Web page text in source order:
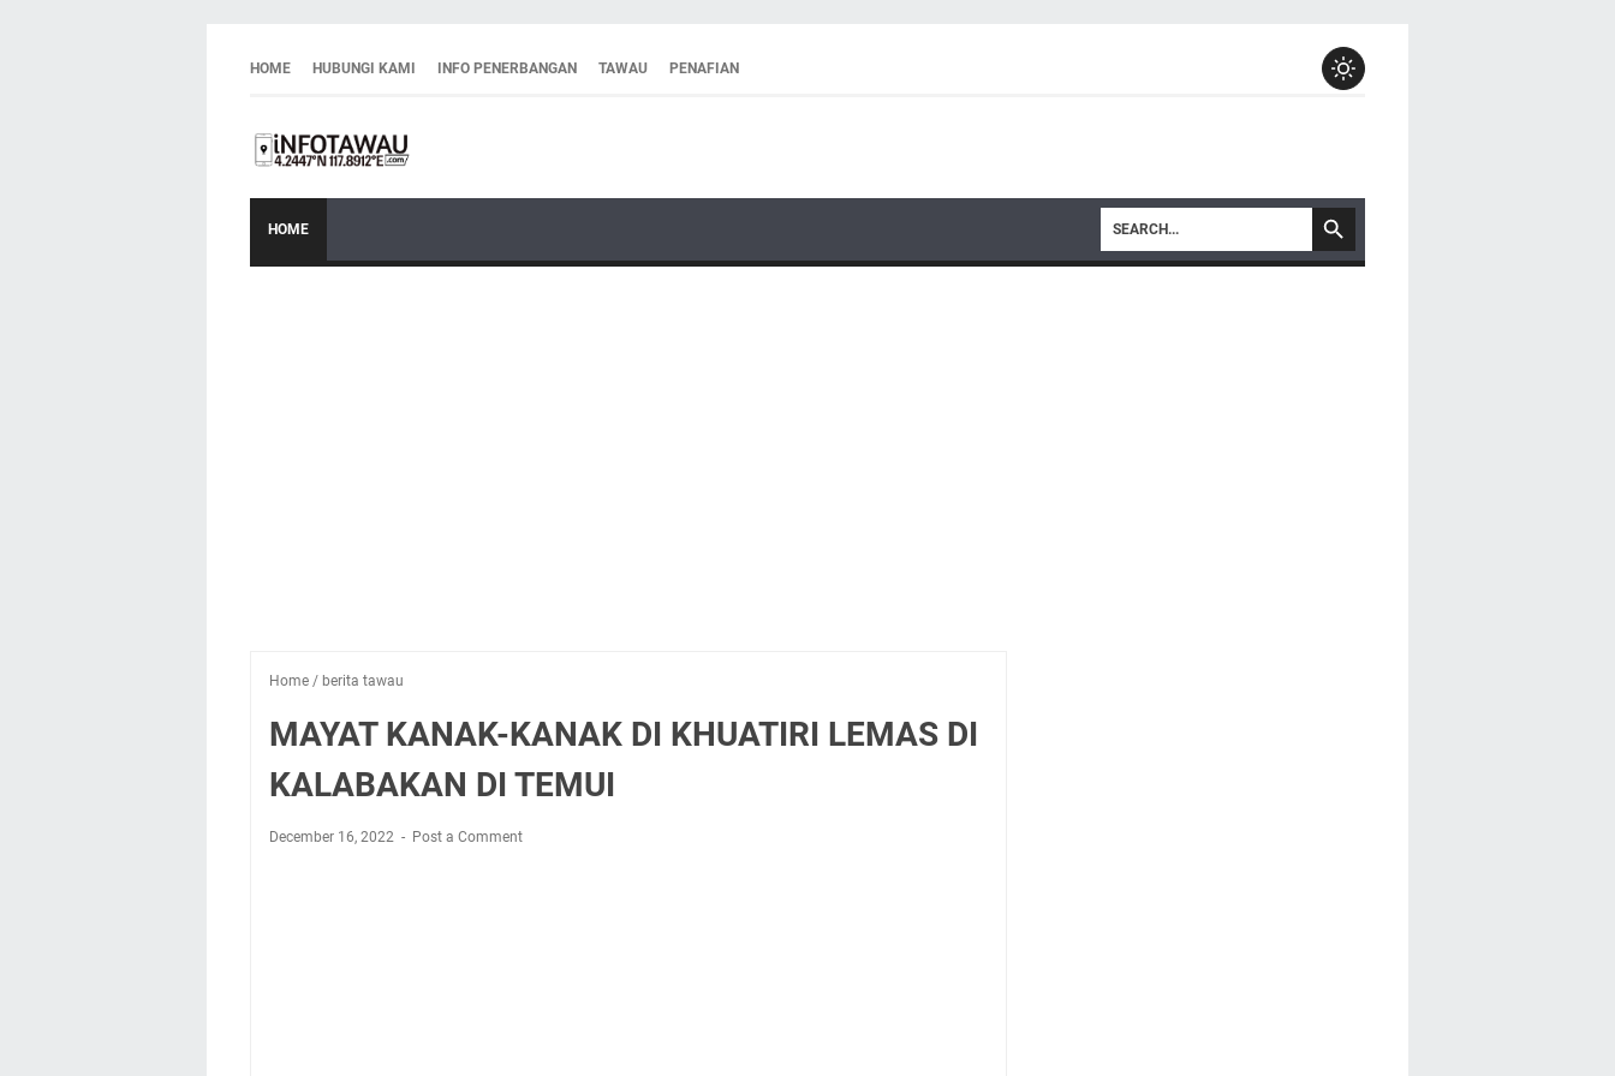
HOME HUBUNGI KAMI INFO PENERBANGAN TAWAU PENAFIAN
HOME
Home / berita tawau
MAYAT KANAK-KANAK DI KHUATIRI LEMAS DI
KALABAKAN DI TEMUI
December 16, 2022 Post a Comment